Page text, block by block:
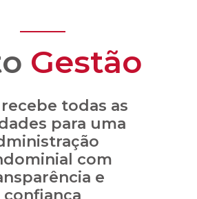
Gestão
todas as
para uma
com
e
confiança